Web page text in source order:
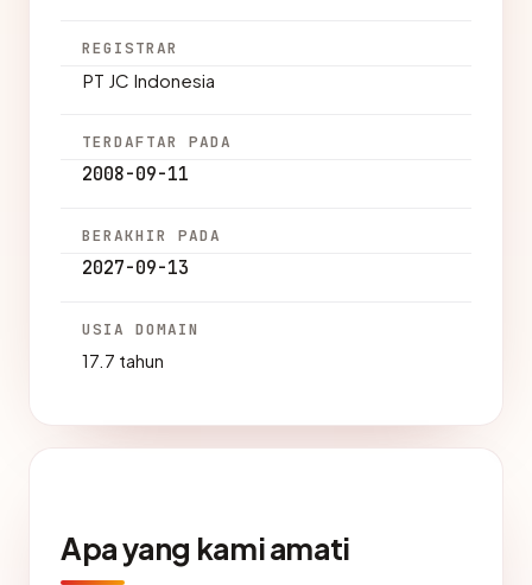
REGISTRAR
PT JC Indonesia
TERDAFTAR PADA
2008-09-11
BERAKHIR PADA
2027-09-13
USIA DOMAIN
17.7 tahun
Apa yang kami amati